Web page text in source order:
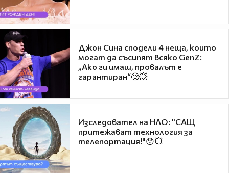
Джон Сина сподели 4 неща, които
могат да съсипят всяко GenZ:
„Ако ги имаш, провалът е
гарантиран“🧐💥
Изследовател на НЛО: "САЩ
притежават технология за
телепортация!"😯💥